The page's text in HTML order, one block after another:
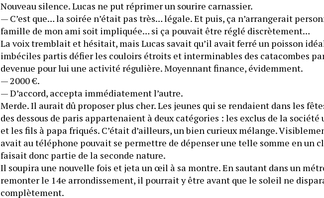
Nouveau silence. Lucas ne put réprimer un sourire carnassier.
— C’est que… la soirée n’était pas très… légale. Et puis, ça n’arrangerait
famille de mon ami soit impliquée… si ça pouvait être réglé discrètement…
La voix tremblait et hésitait, mais Lucas savait qu’il avait ferré un poisson
imbéciles partis défier les couloirs étroits et interminables des catacombes
devenue pour lui une activité régulière. Moyennant finance, évidemment.
— 2000 €.
— D’accord, accepta immédiatement l’autre.
Merde. Il aurait dû proposer plus cher. Les jeunes qui se rendaient dans les
des dessous de paris appartenaient à deux catégories : les exclus de la société
et les fils à papa friqués. C’était d’ailleurs, un bien curieux mélange.
avait au téléphone pouvait se permettre de dépenser une telle somme en un
faisait donc partie de la seconde nature.
Il soupira une nouvelle fois et jeta un œil à sa montre. En sautant dans un
remonter le 14e arrondissement, il pourrait y être avant que le soleil ne
complètement.